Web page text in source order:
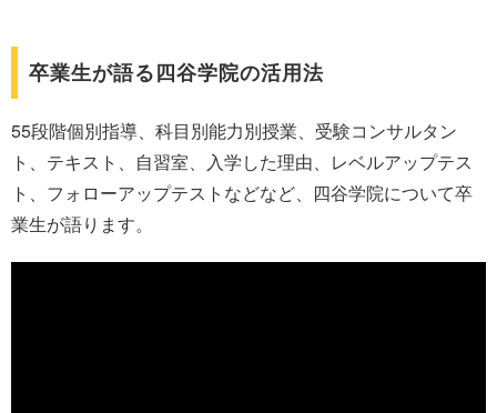
卒業生が語る四谷学院の活用法
55段階個別指導、科目別能力別授業、受験コンサルタン
ト、テキスト、自習室、入学した理由、レベルアップテス
ト、フォローアップテストなどなど、四谷学院について卒
業生が語ります。